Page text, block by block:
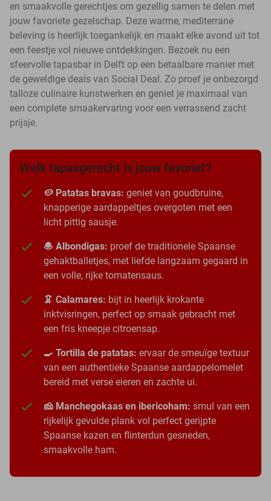
en smaakvolle gerechtjes om gezellig samen te delen met
jouw favoriete gezelschap. Deze warme, mediterrane
beleving is heerlijk toegankelijk en maakt elke avond uit tot
een feestje vol nieuwe ontdekkingen. Bezoek nu een
sfeervolle tapasbar in Delft op een betaalbare manier met
de geweldige deals van Social Deal. Zo proef je onbezorgd
talloze culinaire kunstwerken en geniet je maximaal van
een complete smaakervaring voor een verrassend zacht
prijsje.
Welk tapasgerecht is jouw favoriet?
🥔 Patatas bravas: geniet van goudbruine,
knapperige aardappeltjes overgoten met een
licht pittig sausje.
🧆 Albondigas: proef de traditionele Spaanse
gehaktballetjes, met liefde langzaam gegaard in
een volle, rijke tomatensaus.
🦑 Calamares: bijt in heerlijk krokante
inktvisringen, perfect op smaak gebracht met
een fris kneepje citroensap.
🍳 Tortilla de patatas: ervaar de smeuïge textuur
van een authentieke Spaanse aardappelomelet
bereid met verse eieren en zachte ui.
🧀 Manchegokaas en ibericoham: smul van een
rijkelijk gevulde plank vol perfect gerijpte
Spaanse kazen en flinterdun gesneden,
smaakvolle ham.